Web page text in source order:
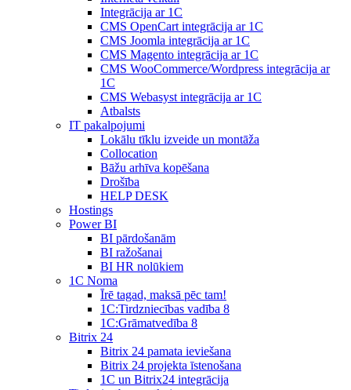
Integrācija ar 1C
CMS OpenCart integrācija ar 1C
CMS Joomla integrācija ar 1C
CMS Magento integrācija ar 1C
CMS WooCommerce/Wordpress integrācija ar
1C
CMS Webasyst integrācija ar 1C
Atbalsts
IT pakalpojumi
Lokālu tīklu izveide un montāža
Collocation
Bāžu arhīva kopēšana
Drošība
HELP DESK
Hostings
Power BI
BI pārdošanām
BI ražošanai
BI HR nolūkiem
1C Noma
Īrē tagad, maksā pēc tam!
1С:Tirdzniecības vadība 8
1С:Grāmatvedība 8
Bitrix 24
Bitrix 24 pamata ieviešana
Bitrix 24 projekta īstenošana
1C un Bitrix24 integrācija